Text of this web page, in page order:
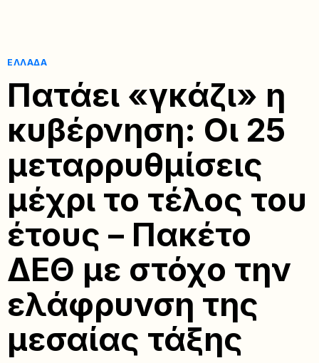
ΕΛΛΆΔΑ
Πατάει «γκάζι» η
κυβέρνηση: Οι 25
μεταρρυθμίσεις
μέχρι το τέλος του
έτους – Πακέτο
ΔΕΘ με στόχο την
ελάφρυνση της
μεσαίας τάξης